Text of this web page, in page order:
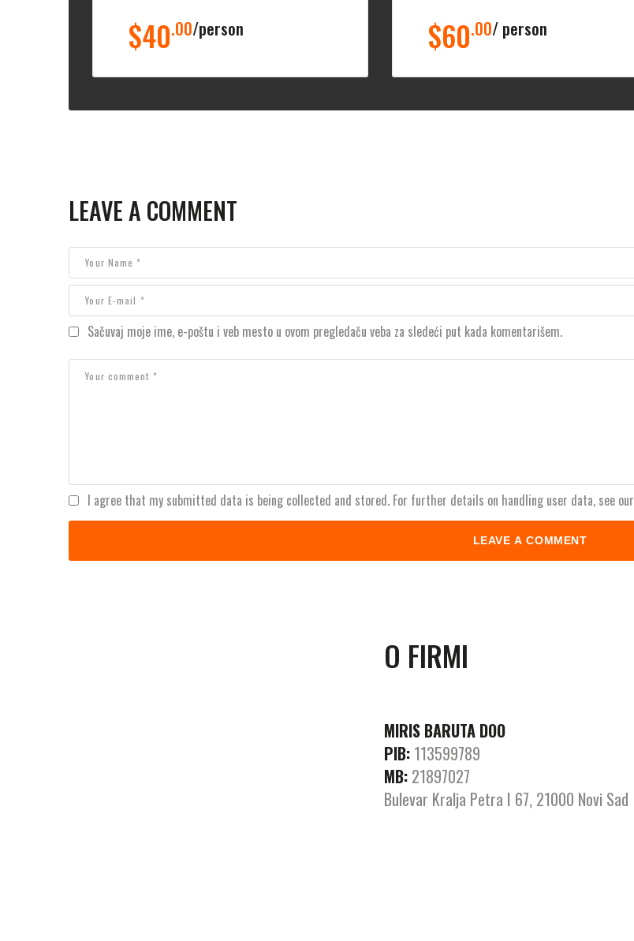
$40.00 person $60.00 person
LEAVE A COMMENT
Sačuvaj moje ime, e-poštu i veb mesto u ovom pregledaču veba za sledeći put kada komentarišem.
I agree that my submitted data is being collected and stored. For further details on handling user data, see our
O FIRMI
MIRIS BARUTA DOO
PIB:113599789
MB:21897027
Bulevar Kralja Petra I 67, 21000 Novi Sad